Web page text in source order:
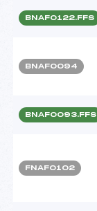
BNAF0122.FFS
BNAF0094
BNAF0093.FFS
FNAF0102